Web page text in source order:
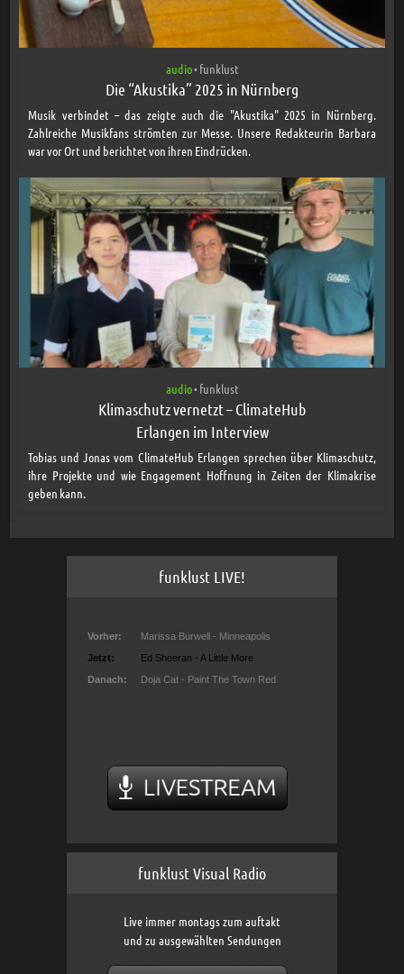
audio• funklust
Die “Akustika” 2025 in Nürnberg
Musik verbindet – das zeigte auch die "Akustika" 2025 in Nürnberg.
Zahlreiche Musikfans strömten zur Messe. Unsere Redakteurin Barbara
war vor Ort und berichtet von ihren Eindrücken.
audio• funklust
Klimaschutz vernetzt – ClimateHub
Erlangen im Interview
Tobias und Jonas vom ClimateHub Erlangen sprechen über Klimaschutz,
ihre Projekte und wie Engagement Hoffnung in Zeiten der Klimakrise
geben kann.
funklust LIVE!
funklust Visual Radio
Live immer montags zum auftakt
und zu ausgewählten Sendungen